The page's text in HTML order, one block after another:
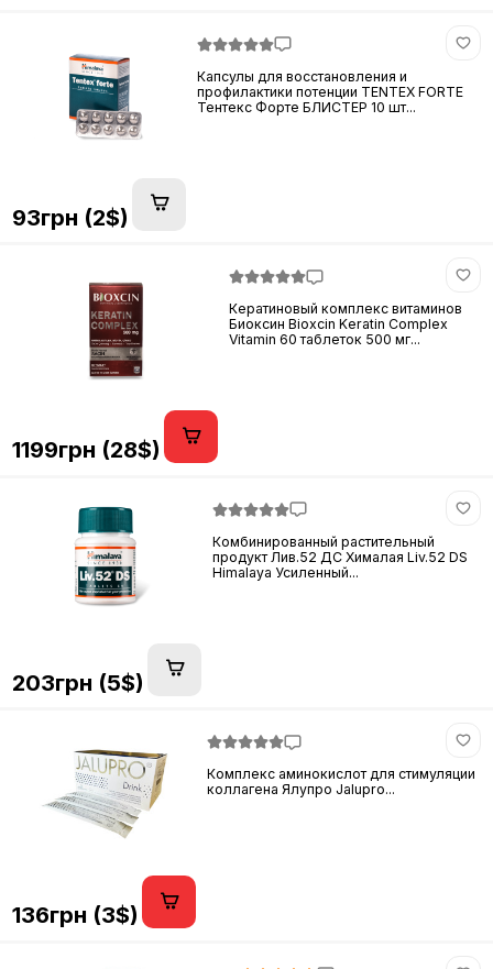
Капсулы для восстановления и
профилактики потенции TENTEX FORTE
Тентекс Форте БЛИСТЕР 10 шт...
93грн (2$)
Кератиновый комплекс витаминов
Биоксин Bioxcin Keratin Complex
Vitamin 60 таблеток 500 мг...
1199грн (28$)
Комбинированный растительный
продукт Лив.52 ДС Хималая Liv.52 DS
Himalaya Усиленный...
203грн (5$)
Комплекс аминокислот для стимуляции
коллагена Ялупро Jalupro...
136грн (3$)